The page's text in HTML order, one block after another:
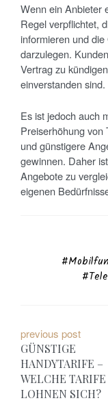
Wenn ein Anbieter
Regel verpflichtet,
informieren und
darzulegen.
Vertrag zu
einverstanden sind.
Es ist jedoch auch
Preiserhöhung von
und günstigere
gewinnen. Daher
Angebote zu
eigenen
B
e
i
previous post
GÜNSTIGE
HANDYTARIFE –
WELCHE TARIFE
LOHNEN SICH?